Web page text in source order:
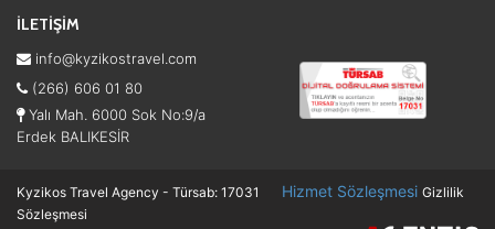
İLETİŞİM
info@kyzikostravel.com
(266) 606 01 80
Yalı Mah. 6000 Sok No:9/a
Erdek BALIKESİR
Kyzikos Travel Agency - Türsab: 17031 Hizmet Sözleşmesi Gizlilik
Sözleşmesi